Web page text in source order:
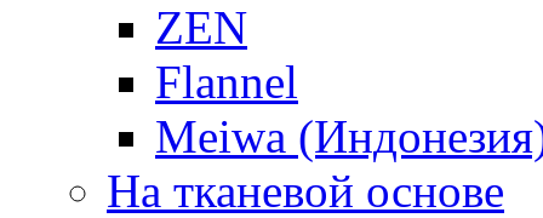
ZEN
Flannel
Meiwa
На тканевой основе